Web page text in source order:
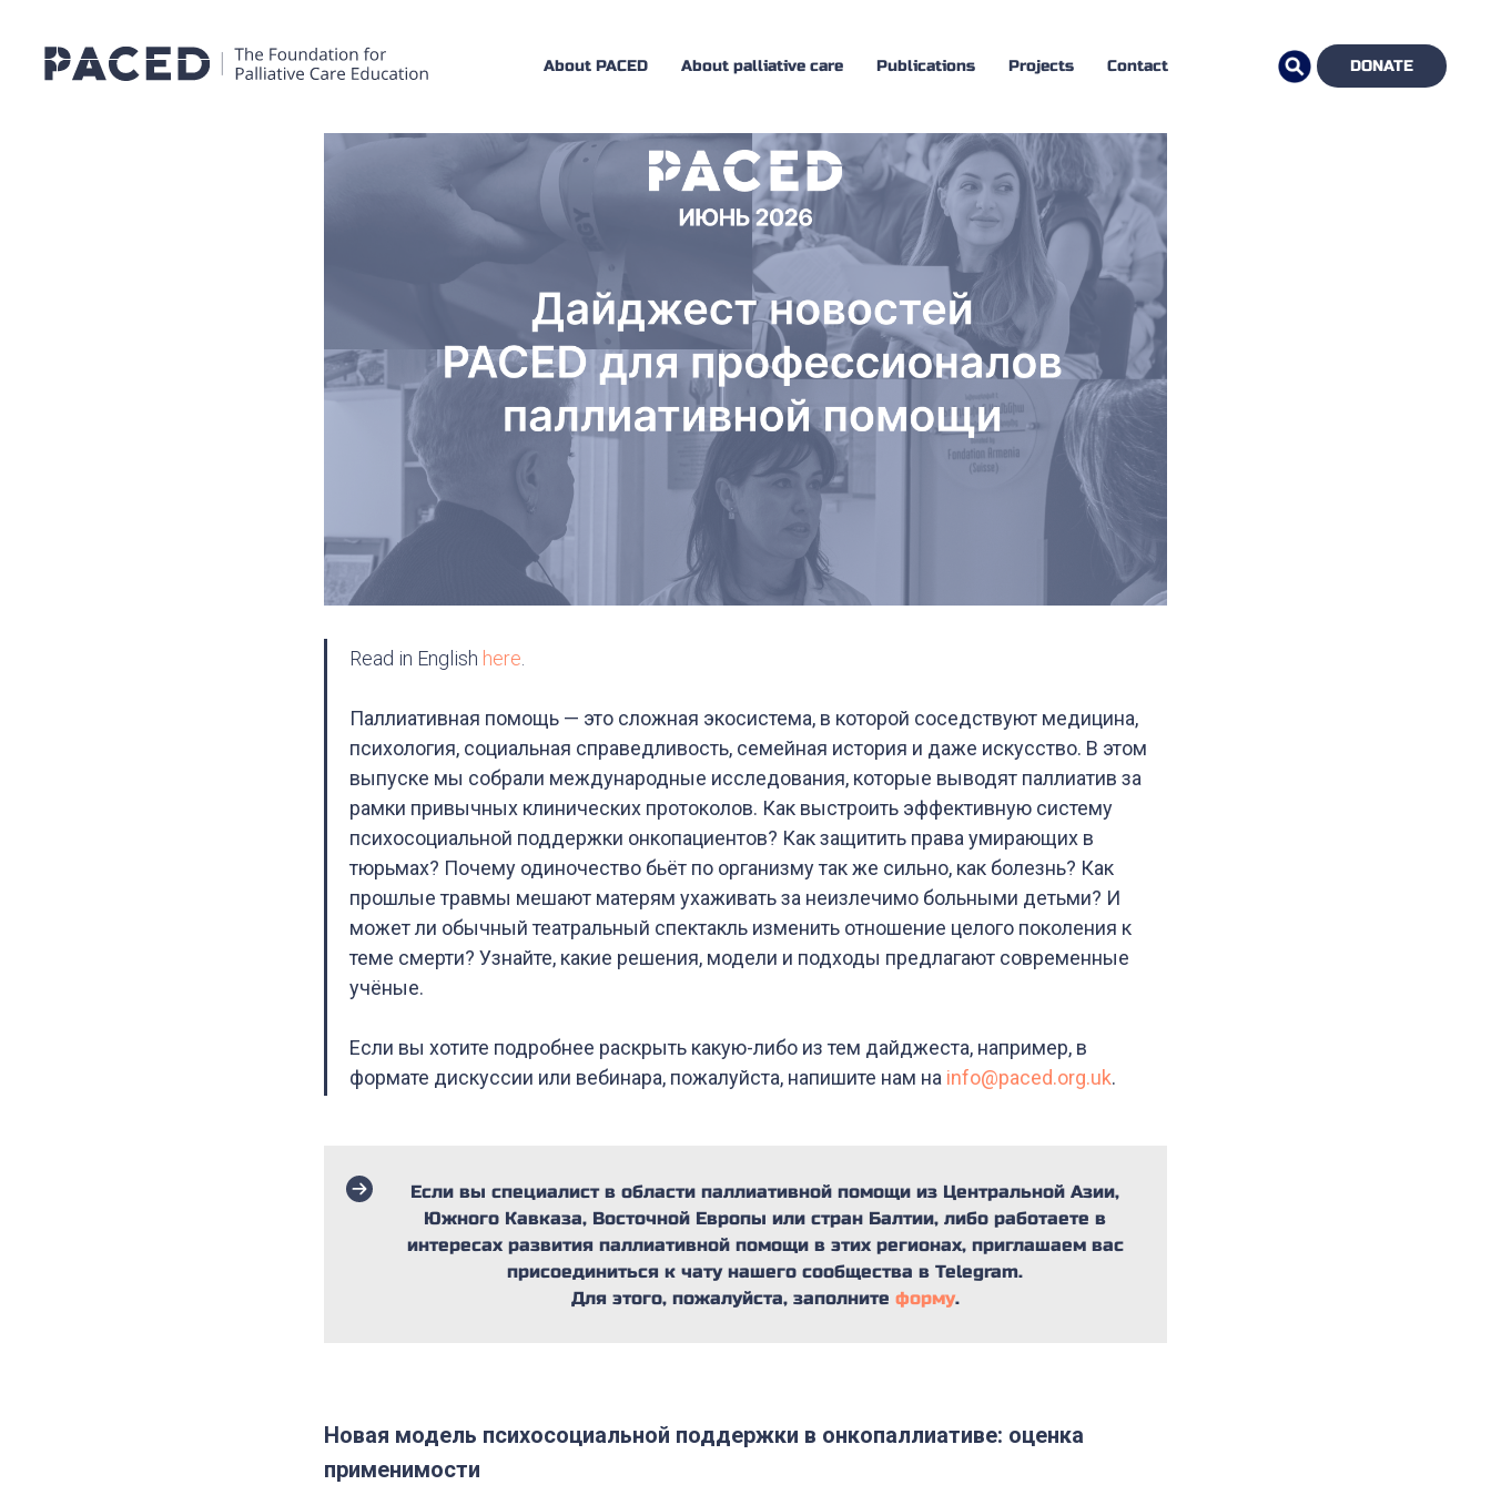
About PACED About palliative care Publications Projects Contact DONATE
Read in English here
Паллиативная помощь — это сложная экосистема, в которой соседствуют медицина,
психология, социальная справедливость, семейная история и даже искусство. В этом
выпуске мы собрали международные исследования, которые выводят паллиатив за
рамки привычных клинических протоколов. Как выстроить эффективную систему
психосоциальной поддержки онкопациентов? Как защитить права умирающих в
тюрьмах? Почему одиночество бьёт по организму так же сильно, как болезнь? Как
прошлые травмы мешают матерям ухаживать за неизлечимо больными детьми? И
может ли обычный театральный спектакль изменить отношение целого поколения к
теме смерти? Узнайте, какие решения, модели и подходы предлагают современные
учёные.
Если вы хотите подробнее раскрыть какую-либо из тем дайджеста, например, в
формате дискуссии или вебинара, пожалуйста, напишите нам на info@paced.org.uk.
Если вы специалист в области паллиативной помощи из Центральной Азии,
Южного Кавказа, Восточной Европы или стран Балтии, либо работаете в
интересах развития паллиативной помощи в этих регионах, приглашаем вас
присоединиться к чату нашего сообщества в Telegram.
Для этого, пожалуйста, заполните форму.
Новая модель психосоциальной поддержки в онкопаллиативе: оценка
применимости